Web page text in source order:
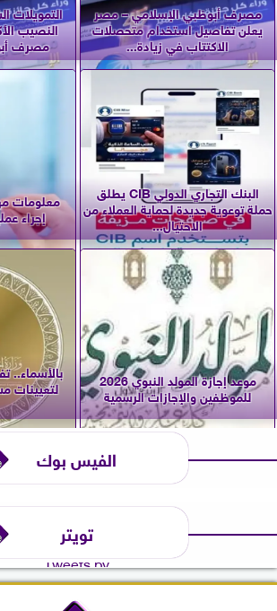
مصرف أبوظبي الإسلامي – مصر
يعلن تفاصيل استخدام متحصلات
الاكتتاب في زيادة...
التمويلات
النصيب
مصرف
البنك التجاري الدولي CIB يطلق
حملة توعوية جديدة لحماية العملاء من
الاحتيال...
معلومات
إجراء
موعد إجازة المولد النبوي 2026
للموظفين والإجازات الرسمية
بالأسماء..
لتعيينات
الفيس بوك
تويتر
Tweets by